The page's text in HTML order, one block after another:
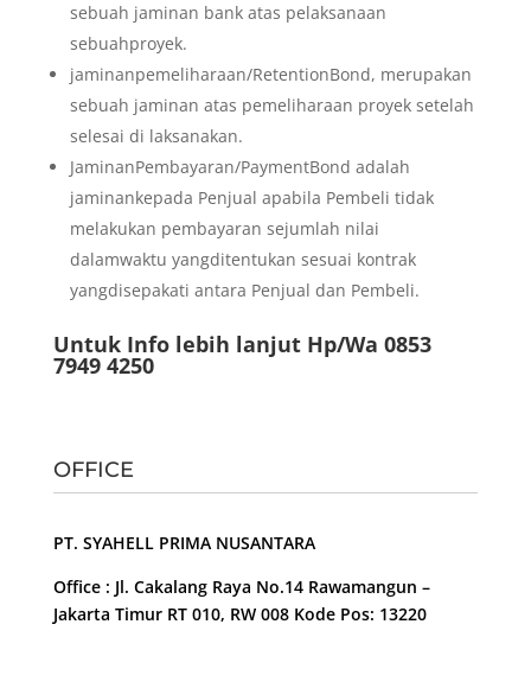
sebuah jaminan bank atas pelaksanaan
sebuahproyek.
jaminanpemeliharaan/RetentionBond, merupakan
sebuah jaminan atas pemeliharaan proyek setelah
selesai di laksanakan.
JaminanPembayaran/PaymentBond adalah
jaminankepada Penjual apabila Pembeli tidak
melakukan pembayaran sejumlah nilai
dalamwaktu yangditentukan sesuai kontrak
yangdisepakati antara Penjual dan Pembeli.
Untuk Info lebih lanjut Hp/Wa 0853
7949 4250
OFFICE
PT. SYAHELL PRIMA NUSANTARA
Office : Jl. Cakalang Raya No.14 Rawamangun –
Jakarta Timur RT 010, RW 008 Kode Pos: 13220